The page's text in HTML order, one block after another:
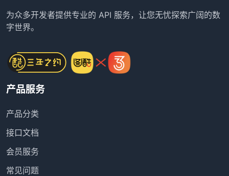
为众多开发者提供专业的 API 服务，让您无忧探索广阔的数
字世界。
产品服务
产品分类
接口文档
会员服务
常见问题